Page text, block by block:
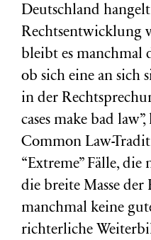
Deutschland
Rechtsentwicklung
bleibt es manchmal
ob sich eine an
in der
cases make bad
Common Law-
“Extreme” Fälle,
die breite Masse der
manchmal keine
richterliche